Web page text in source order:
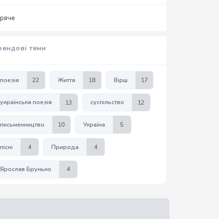
теми
поезія 22 Життя 18 Вірш 17
українська поезія 13 суспільство 12
письменництво 10 Україна 5
пісні 4 Природа 4
Ярослав Брунько 4